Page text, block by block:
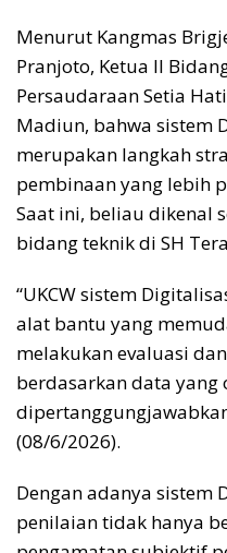
Menurut Kangmas
Pranjoto, Ketua II
Persaudaraan Setia
Madiun, bahwa sistem
merupakan langkah
pembinaan yang lebih
Saat ini, beliau dikenal
bidang teknik di SH
“UKCW sistem
alat bantu yang
melakukan evaluasi
berdasarkan data
(08/6/2026).
Dengan adanya sistem
penilaian tidak hanya